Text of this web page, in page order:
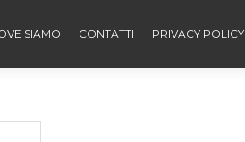
SIAMO CONTATTI PRIVACY POLICY